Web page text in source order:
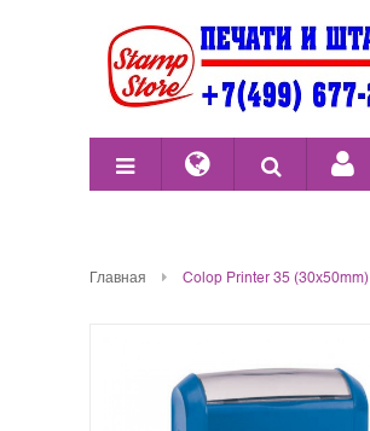
Главная Colop Printer 35 (30x50mm)